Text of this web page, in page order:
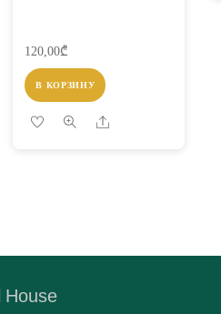
120,00₾
В КОРЗИНУ
Share
House